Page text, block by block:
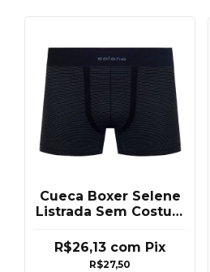
Cueca Boxer Selene
Listrada Sem Costura
R$27,50
R$26,13 com Pix